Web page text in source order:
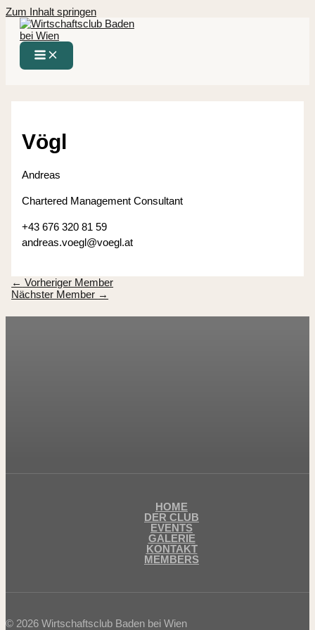
Zum Inhalt springen
Vögl
Andreas
Chartered Management Consultant
+43 676 320 81 59
andreas.voegl@voegl.at
← Vorheriger Member
Nächster Member →
HOME
DER CLUB
EVENTS
GALERIE
KONTAKT
MEMBERS
© 2026 Wirtschaftsclub Baden bei Wien